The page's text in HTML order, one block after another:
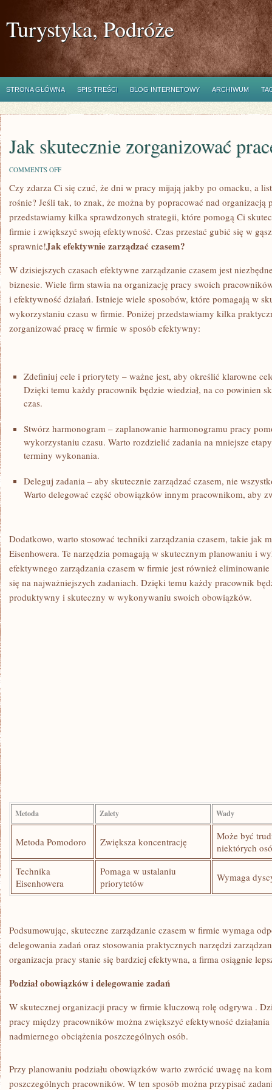
Turystyka, Podróże
STRONA GŁÓWNA SPIS TREŚCI BLOG INTERNETOWY ARCHIWUM
Jak skutecznie zorganizować
COMMENTS OFFON
SKUTECZNIE
ZORGANIZOWAĆ
PRACĘ
W
FIRMIE
Czy zdarza Ci się czuć, że dni⁤ w⁤ pracy mijają jakby po omacku, a
rośnie? Jeśli tak,‍ to‌ znak, że​ można by⁣ popracować nad
przedstawiamy kilka sprawdzonych strategii, które pomogą Ci
firmie i ‌zwiększyć swoją efektywność. Czas ‍przestać‍ gubić‌ się w​
sprawnie!Jak‍ efektywnie⁢ zarządzać czasem?
W dzisiejszych czasach ⁢efektywne ​zarządzanie czasem jest
biznesie. ​Wiele firm stawia na organizację pracy swoich
i efektywność działań. Istnieje ‌wiele sposobów, które pomagają w
wykorzystaniu czasu w firmie. Poniżej przedstawiamy kilka
zorganizować pracę w firmie ⁤w ‍sposób efektywny:
Zdefiniuj ⁢cele i priorytety – ważne ⁢jest, aby określić klarowne
Dzięki temu każdy pracownik będzie wiedział, na‌ co powinien
czas.
Stwórz harmonogram – zaplanowanie harmonogramu pracy⁤
wykorzystaniu czasu. Warto rozdzielić zadania na mniejsze
terminy wykonania.
Deleguj zadania – aby skutecznie zarządzać czasem, nie
Warto delegować‌ część ‌obowiązków innym pracownikom, aby
Dodatkowo, warto stosować techniki zarządzania czasem, takie jak
Eisenhowera. Te narzędzia pomagają w skutecznym planowaniu i
efektywnego zarządzania czasem ​w firmie jest również
się na‌ najważniejszych zadaniach. Dzięki temu każdy‍ pracownik
produktywny i ⁢skuteczny w wykonywaniu ​swoich⁤ obowiązków.
Metoda Zalety Wady
Metoda Pomodoro Zwiększa koncentrację
Może być
niektórych
Technika
Eisenhowera
Pomaga w ustalaniu
priorytetów
Wymaga⁣
Podsumowując, skuteczne ⁤zarządzanie czasem w‌ firmie wymaga
delegowania zadań oraz stosowania praktycznych narzędzi
organizacja pracy ‍stanie się bardziej efektywna, a firma osiągnie
Podział obowiązków⁤ i delegowanie zadań
W skutecznej⁣ organizacji ⁢pracy w firmie kluczową rolę odgrywa⁤ .
pracy między pracowników można ‍zwiększyć⁢ efektywność⁢
nadmiernego ​obciążenia poszczególnych osób.
Przy planowaniu podziału obowiązków warto zwrócić uwagę na
poszczególnych ‌pracowników.⁤ W‌ ten sposób można ⁣przypisać